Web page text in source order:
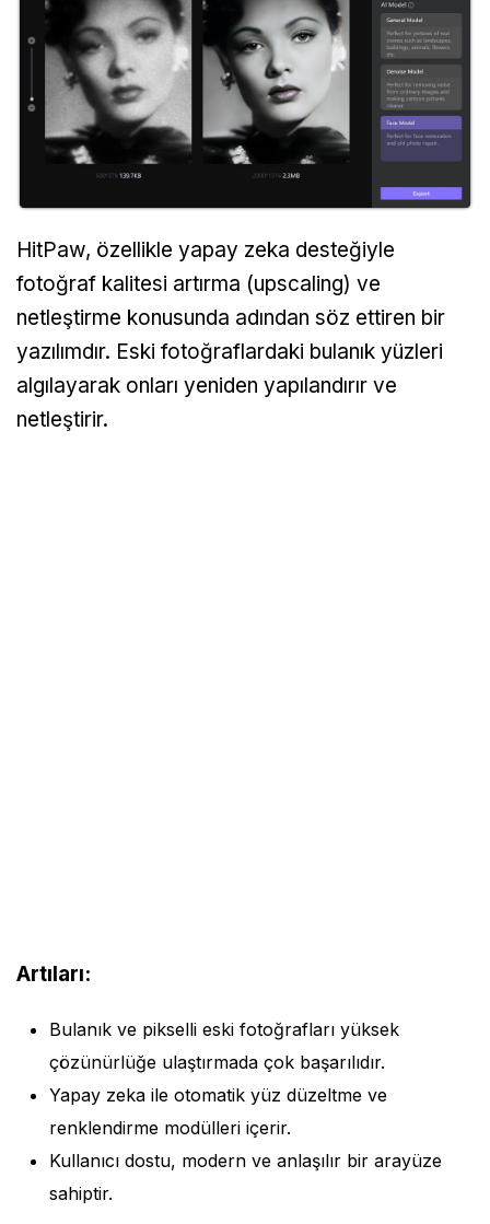
HitPaw, özellikle yapay zeka desteğiyle
fotoğraf kalitesi artırma (upscaling) ve
netleştirme konusunda adından söz ettiren bir
yazılımdır. Eski fotoğraflardaki bulanık yüzleri
algılayarak onları yeniden yapılandırır ve
netleştirir.
Artıları:
Bulanık ve pikselli eski fotoğrafları yüksek
çözünürlüğe ulaştırmada çok başarılıdır.
Yapay zeka ile otomatik yüz düzeltme ve
renklendirme modülleri içerir.
Kullanıcı dostu, modern ve anlaşılır bir arayüze
sahiptir.